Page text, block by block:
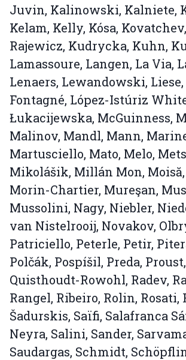
Juvin, Kalinowski, Kalniete,
Kelam, Kelly, Kósa,
Rajewicz, Kudrycka, Kuhn,
Lamassoure, Langen, La Via,
Lenaers, Lewandowski,
Fontagné, López-Istúriz
Łukacijewska, McGuinness,
Malinov, Mandl, Mann,
Martusciello, Mato, Melo,
Mikolášik, Millán Mon,
Morin-Chartier, Mureşan,
Mussolini, Nagy, Niebler,
van Nistelrooij, Novakov,
Patriciello, Peterle, Petir,
Polčák, Pospíšil, Preda, Proust,
Quisthoudt-Rowohl, Radev,
Rangel, Ribeiro, Rolin, Rosati,
Šadurskis, Saïfi, Salafranca
Neyra, Salini, Sander,
Saudargas, Schmidt,